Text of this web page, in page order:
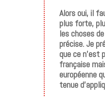
Alors oui, il
plus forte,
les choses
précise. Je
que ce n’est
française
européenne
tenue